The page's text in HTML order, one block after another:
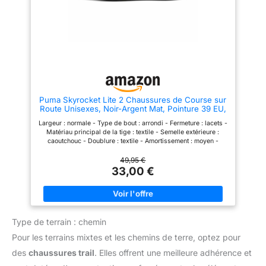
douce et possède d'excellentes
le basket-ball, l'équitation et la
Puma Skyrocket Lite 2 Chaussures de Course sur
Route Unisexes, Noir-Argent Mat, Pointure 39 EU,
Largeur : normale - Type de bout : arrondi - Fermeture : lacets -
Matériau principal de la tige : textile - Semelle extérieure :
caoutchouc - Doublure : textile - Amortissement : moyen -
49,95 €
33,00 €
Type de terrain : chemin
Pour les terrains mixtes et les chemins de terre, optez pour
des chaussures trail. Elles offrent une meilleure adhérence et